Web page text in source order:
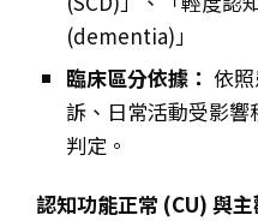
(dementia)」
臨床區分依據： 依
訴、日常活動受影
判定。
認知功能正常 (CU) 與